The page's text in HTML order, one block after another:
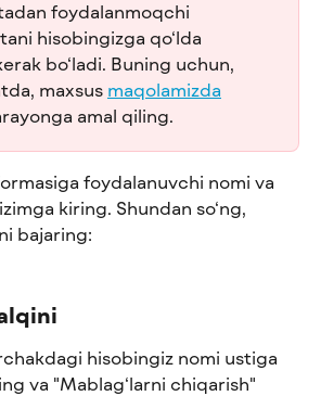
foydalanmoqchi
hisobingizga qo‘lda
bo‘ladi. Buning uchun,
maxsus maqolamizda
amal qiling.
foydalanuvchi nomi va
kiring. Shundan so‘ng,
bajaring:
hisobingiz nomi ustiga
va "Mablag‘larni chiqarish"